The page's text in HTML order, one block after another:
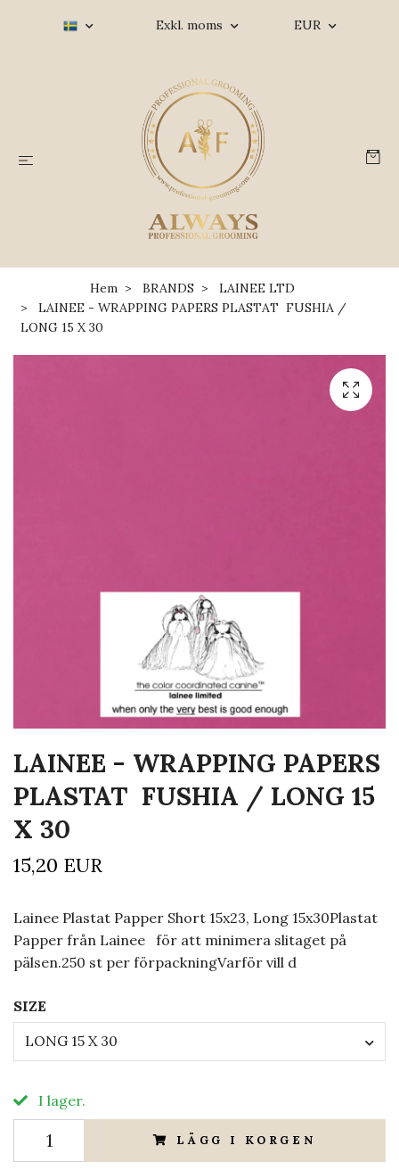
Exkl. moms EUR
Hem BRANDS
LAINEE LTD
LAINEE - WRAPPING PAPERS PLASTAT FUSHIA /
LONG 15 X 30
LAINEE - WRAPPING PAPERS
PLASTAT FUSHIA / LONG 15
X 30
15,20 EUR
Lainee Plastat Papper Short 15x23, Long 15x30Plastat
Papper från Lainee för att minimera slitaget på
pälsen.250 st per förpackningVarför vill d
SIZE
LONG 15 X 30
I lager.
LÄGG I KORGEN